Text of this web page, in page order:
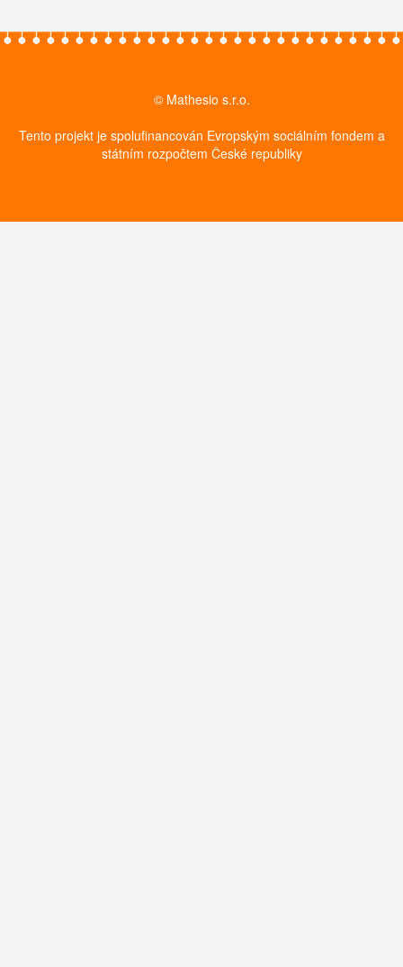
© Mathesio s.r.o.
Tento projekt je spolufinancován Evropským sociálním fondem a
státním rozpočtem České republiky